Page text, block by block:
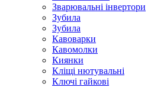
Зварювальні інвертори
Зубила
Зубила
Кавоварки
Кавомолки
Киянки
Кліщі нютувальні
Ключі гайкові